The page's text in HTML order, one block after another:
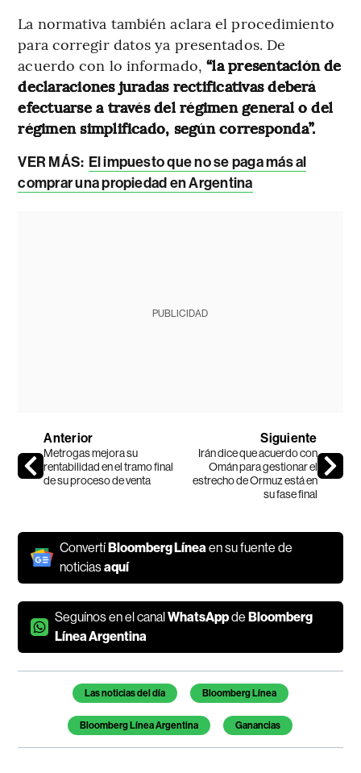
La normativa también aclara el procedimiento
para corregir datos ya presentados. De
acuerdo con lo informado, “la presentación de
declaraciones juradas rectificativas deberá
efectuarse a través del régimen general o del
régimen simplificado, según corresponda”.
VER MÁS: El impuesto que no se paga más al
comprar una propiedad en Argentina
PUBLICIDAD
Anterior
Metrogas mejora su
rentabilidad en el tramo final
de su proceso de venta
Siguiente
Irán dice que acuerdo con
Omán para gestionar el
estrecho de Ormuz está en
su fase final
ConvertíBloomberg Línea en su fuente de
noticiasaquí
Seguínos en el canalWhatsAppdeBloomberg
Línea Argentina
Temas de este artículo
Las noticias del día Bloomberg Línea
Bloomberg Línea Argentina Ganancias